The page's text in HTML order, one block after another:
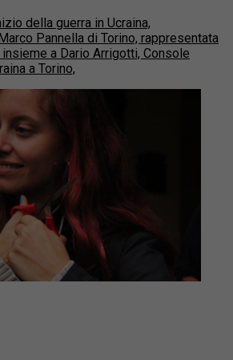
della guerra in Ucraina,
Pannella di Torino, rappresentata
insieme a Dario Arrigotti, Console
a Torino,